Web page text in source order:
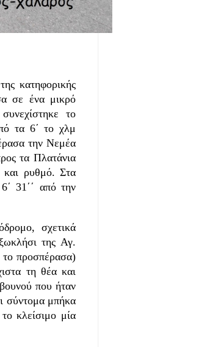
κατηφορικής
σε ένα μικρό
το
τα 6΄ το χλμ
την Νεμέα
τα Πλατάνια
και ρυθμό. Στα
31΄΄ από την
σχετικά
της Αγ.
το προσπέρασα)
τη θέα και
που ήταν
σύντομα μπήκα
κλείσιμο μία